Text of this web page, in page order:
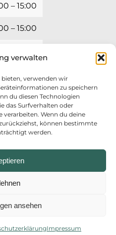
verwalten
verwenden wir
zu speichern
du diesen Technologien
das Surfverhalten oder
verarbeiten. Wenn du deine
können bestimmte
werden.
ansehen
Impressum
– 15:00
– 15:00
– 12:00
Förde
Anmelden